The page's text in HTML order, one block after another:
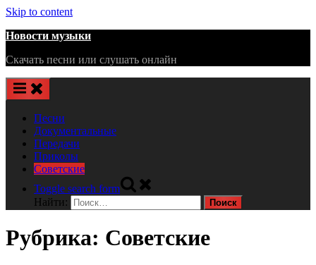
Skip to content
Новости музыки
Скачать песни или слушать онлайн
Песни
Документальные
Передачи
Приколы
Советские
Toggle search form
Найти:
Рубрика: Советские